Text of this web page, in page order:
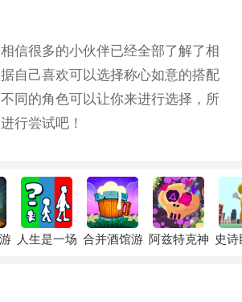
信很多的小伙伴已经全部了解了相
自己喜欢可以选择称心如意的搭配
同的角色可以让你来进行选择，所
行尝试吧！
人生是一场 合并酒馆游 阿兹特克神 史